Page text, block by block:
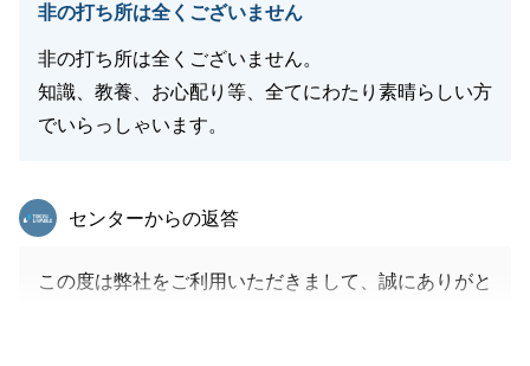
閉じる
非の打ち所は全くございません
非の打ち所は全くございません。
知識、教養、お心配り等、全てにわたり素晴らしい方
でいらっしゃいます。
東急リバブル
センターからの返答
この度は弊社をご利用いただきまして、誠にありがと